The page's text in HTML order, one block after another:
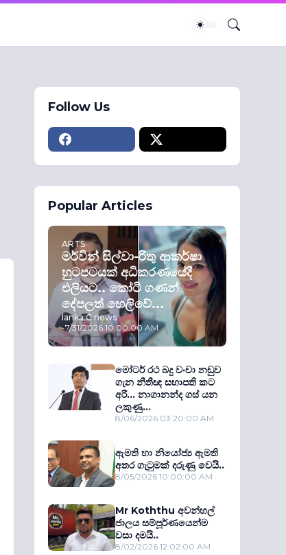
Follow Us
Popular Articles
ARTS
මර්වින් සිල්වා-රිතු ආකර්ෂා
හුටපටයක් අධිකරණයේදී
එලියට.. කෝටි ගණන්
දේපලත් හෙලිවේ...
lanka C news
-7/31/2026 10:00:00 AM
මෝටර් රථ බදු වංචා නඩුව
ගැන නීතීඥ සභාපති කට
අරී... නාගානන්ද ගස් යන
ලකුණු...
8/06/2026 03:20:00 AM
ඇමති හා නියෝජ්‍ය ඇමති
අතර ගැටුමක් දරුණු වෙයි..
8/05/2026 10:00:00 AM
Mr Koththu අවන්හල්
ජාලය සම්පූර්ණයෙන්ම
වසා දමයි..
8/02/2026 12:02:00 AM